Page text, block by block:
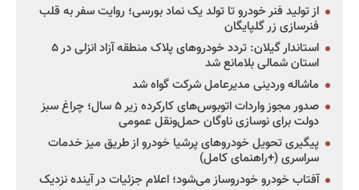
از تولید فنر خودرو تا تولد یک نماد بورسی؛ روایت سفر به قلب
فنرسازی زر گلپایگان
استاندار گیلان: تردد خودروهای پلاک منطقه آزاد انزلی در ۵
استان شمالی بلامانع شد
ماشاله وردینی مدیرعامل شرکت گواه شد
صدور مجوز واردات اتوبوس‌های کارکرده زیر ۵ سال؛ چراغ سبز
دولت برای نوسازی ناوگان حمل‌ونقل عمومی
پیگیری تحویل خودروهای پرشیا خودرو از طریق میز خدمات
سراسری (+راهنمای کامل)
آفتاب خودرو خودروساز می‌شود؛ اعلام جزئیات در آینده نزدیک